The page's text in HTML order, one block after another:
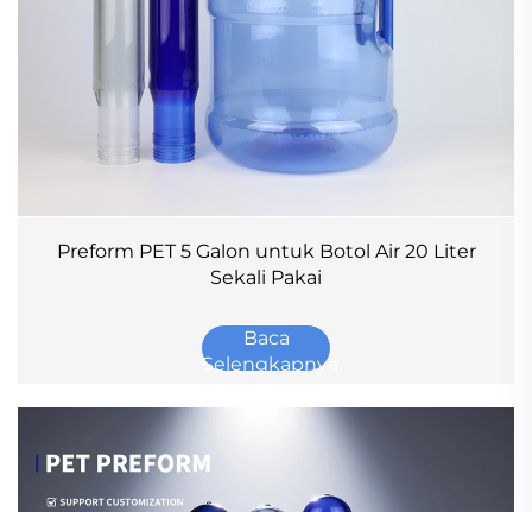
Preform PET 5 Galon untuk Botol Air 20 Liter
Sekali Pakai
Baca
Selengkapnya